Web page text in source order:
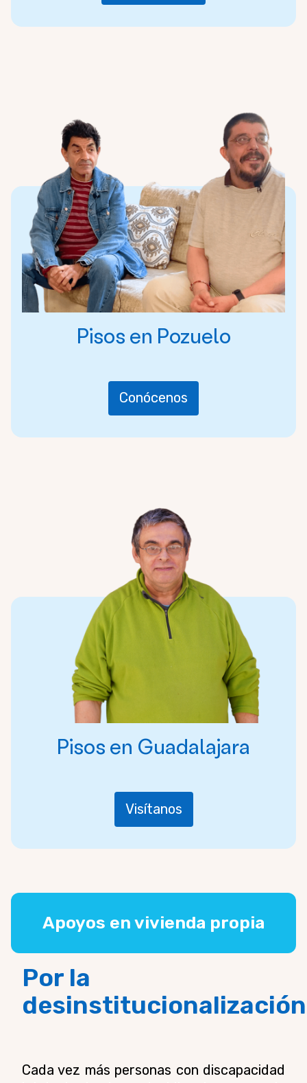
Pisos en Pozuelo
Conócenos
Pisos en Guadalajara
Visítanos
Apoyos en vivienda propia
Por la
desinstitucionalización
Cada vez más personas con discapacidad